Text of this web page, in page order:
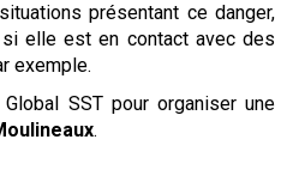
présentant ce danger,
elle est en contact avec des
exemple.
SST pour organiser une
.